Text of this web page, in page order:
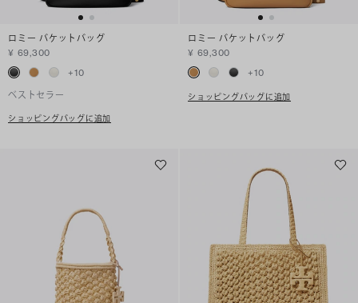
ロミー バケットバッグ
¥ 69,300
+10
ベストセラー
ショッピングバッグに追加
ロミー バケットバッグ
¥ 69,300
+10
ショッピングバッグに追加